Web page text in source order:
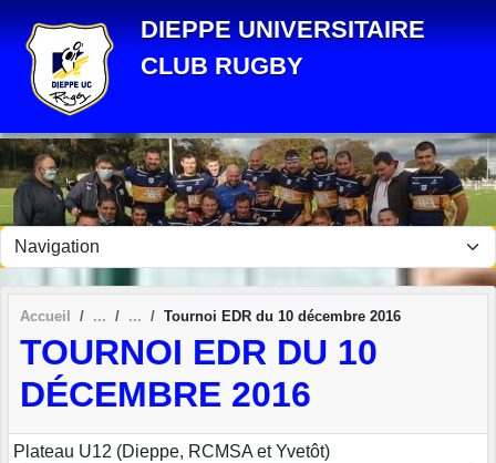
DIEPPE UNIVERSITAIRE
CLUB RUGBY
Accueil Tournoi EDR du 10 décembre 2016
TOURNOI EDR DU 10
DÉCEMBRE 2016
Plateau U12 (Dieppe, RCMSA et Yvetôt)